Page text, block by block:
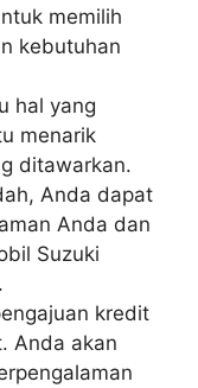
memilih
kebutuhan
hal yang
menarik
ditawarkan.
Anda dapat
Anda dan
Suzuki
kredit
Anda akan